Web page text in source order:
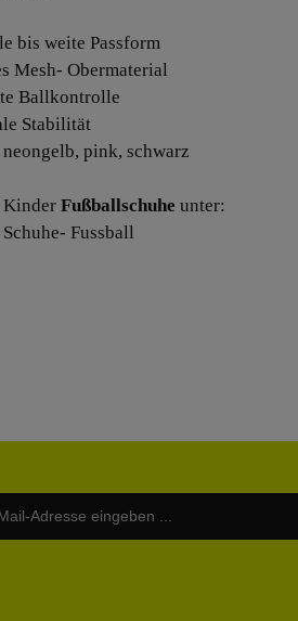
bis weite Passform
Mesh- Obermaterial
Ballkontrolle
Stabilität
pink, schwarz
Kinder Fußballschuhe unter:
Fussball